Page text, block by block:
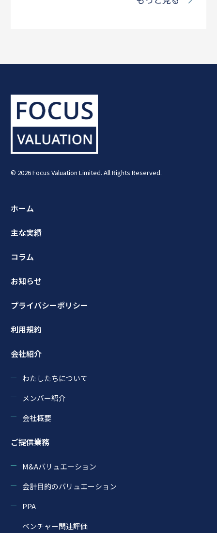
© 2026 Focus Valuation Limited. All Rights Reserved.
ホーム
主な実績
コラム
お知らせ
プライバシーポリシー
利用規約
会社紹介
わたしたちについて
メンバー紹介
会社概要
ご提供業務
M&Aバリュエーション
会計目的のバリュエーション
PPA
ベンチャー関連評価